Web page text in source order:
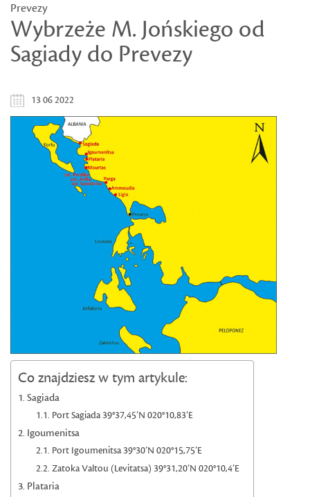
Prevezy
Wybrzeże M. Jońskiego od
Sagiady do Prevezy
13 06 2022
Co znajdziesz w tym artykule:
Sagiada
Port Sagiada 39°37,45’N 020°10,83’E
Igoumenitsa
Port Igoumenitsa 39°30’N 020°15,75’E
Zatoka Valtou (Levitatsa) 39°31,20’N 020°10,4’E
Plataria